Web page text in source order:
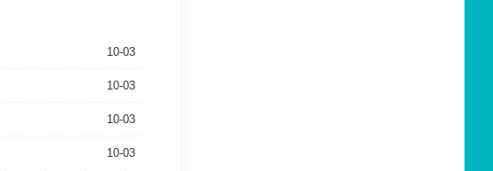
10-03
10-03
10-03
10-03